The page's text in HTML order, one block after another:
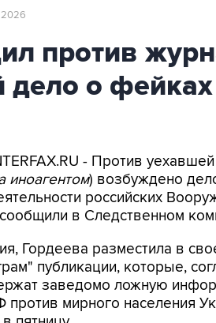
2026
против
дело о
- Против
иноагентом) возбуждено
российских
в Следственном
Гордеева разместила в
публикации, которые,
заведомо ложную
мирного населения